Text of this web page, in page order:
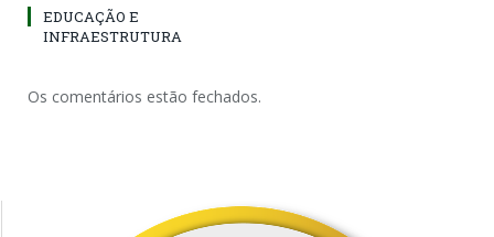
EDUCAÇÃO E
INFRAESTRUTURA
Os comentários estão fechados.